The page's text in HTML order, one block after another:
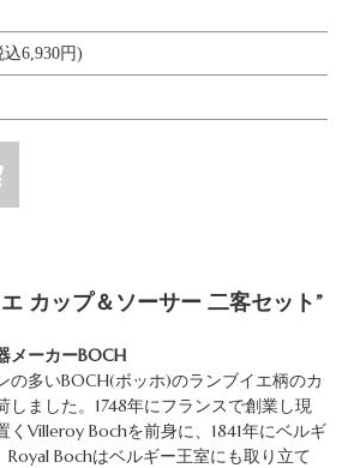
6,930円)
カップ＆ソーサー 二客セット”
メーカーBOCH
の多いBOCH(ボッホ)のランブイエ柄のカ
しました。1748年にフランスで創業し現
くVilleroy Bochを前身に、1841年にベルギ
Royal Bochはベルギー王室にも取り立て